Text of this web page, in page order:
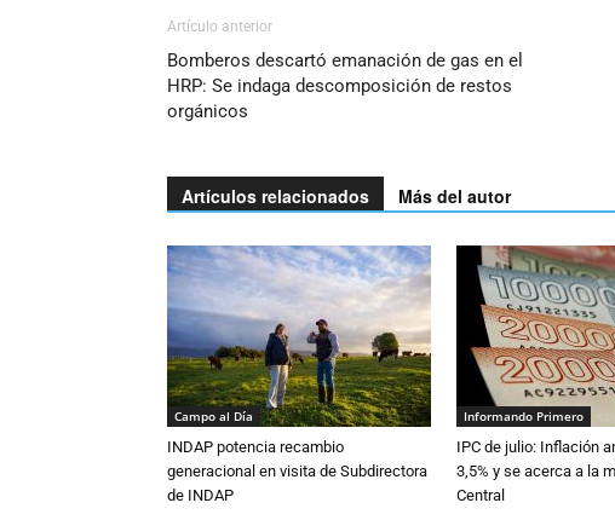
Artículo anterior
Bomberos descartó emanación de gas en el
HRP: Se indaga descomposición de restos
orgánicos
Artículos relacionados Más del autor
Campo al Día
INDAP potencia recambio
generacional en visita de Subdirectora
de INDAP
Informando Primero
IPC de julio: Inflación
3,5% y se acerca a la
Central